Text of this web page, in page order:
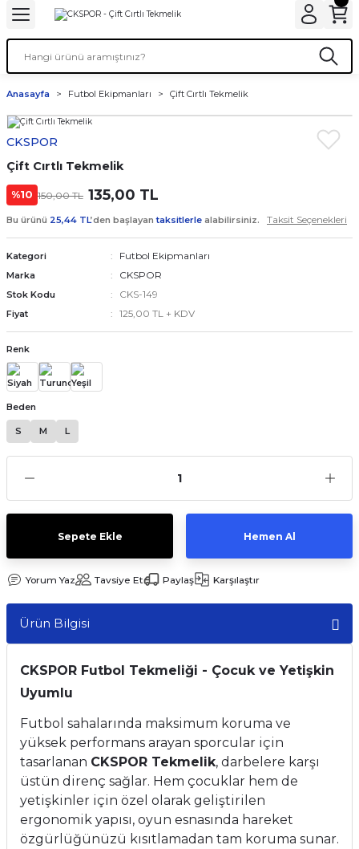
Anasayfa Futbol Ekipmanları Çift Cırtlı Tekmelik
CKSPOR
Çift Cırtlı Tekmelik
%10 150,00 TL 135,00 TL
Bu ürünü 25,44 TL’den başlayantaksitlerle alabilirsiniz. Taksit Seçenekleri
Kategori Futbol Ekipmanları
Marka CKSPOR
Stok Kodu CKS-149
Fiyat 125,00 TL + KDV
Renk
Beden
S M L
Sepete Ekle Hemen Al
Yorum Yaz Tavsiye Et Paylaş Karşılaştır
Ürün Bilgisi
CKSPOR Futbol Tekmeliği - Çocuk ve Yetişkin
Uyumlu
Futbol sahalarında maksimum koruma ve
yüksek performans arayan sporcular için
tasarlanan CKSPOR Tekmelik, darbelere karşı
üstün direnç sağlar. Hem çocuklar hem de
yetişkinler için özel olarak geliştirilen
ergonomik yapısı, oyun esnasında hareket
özgürlüğünüzü kısıtlamadan tam koruma sunar.